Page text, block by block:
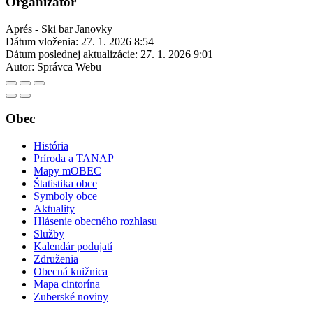
Aprés - Ski bar Janovky
Dátum vloženia: 27. 1. 2026 8:54
Dátum poslednej aktualizácie: 27. 1. 2026 9:01
Autor: Správca Webu
Obec
História
Príroda a TANAP
Mapy mOBEC
Štatistika obce
Symboly obce
Aktuality
Hlásenie obecného rozhlasu
Služby
Kalendár podujatí
Združenia
Obecná knižnica
Mapa cintorína
Zuberské noviny